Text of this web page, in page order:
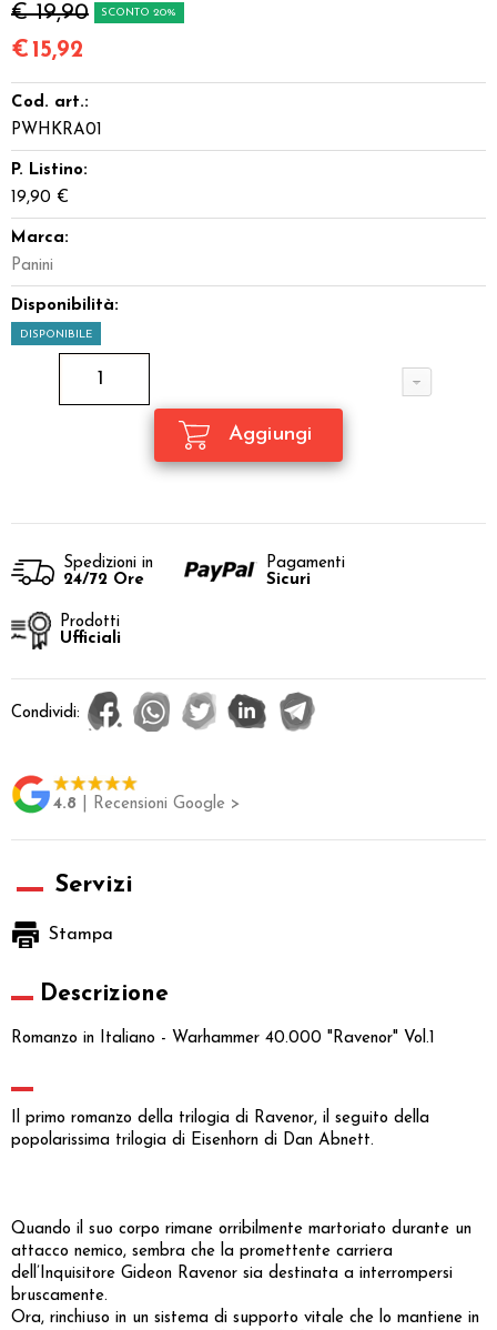
€ 19,90 SCONTO 20%
€ 15,92
Cod. art.:
PWHKRA01
P. Listino:
19,90 €
Marca:
Panini
Disponibilità:
DISPONIBILE
Spedizioni in
24/72 Ore
Pagamenti
Sicuri
Prodotti
Ufficiali
Condividi:
4.8 | Recensioni Google >
Servizi
Stampa
Descrizione
Romanzo in Italiano - Warhammer 40.000 "Ravenor" Vol.1
Il primo romanzo della trilogia di Ravenor, il seguito della
popolarissima trilogia di Eisenhorn di Dan Abnett.
Quando il suo corpo rimane orribilmente martoriato durante un
attacco nemico, sembra che la promettente carriera
dell’Inquisitore Gideon Ravenor sia destinata a interrompersi
bruscamente.
Ora, rinchiuso in un sistema di supporto vitale che lo mantiene in